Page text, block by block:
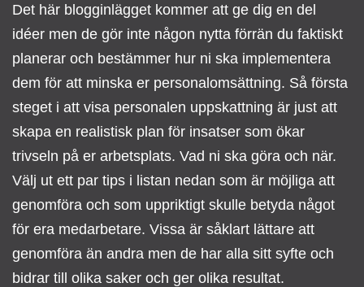
Det här blogginlägget kommer att ge dig en del
idéer men de gör inte någon nytta förrän du faktiskt
planerar och bestämmer hur ni ska implementera
dem för att minska er personalomsättning. Så första
steget i att visa personalen uppskattning är just att
skapa en realistisk plan för insatser som ökar
trivseln på er arbetsplats. Vad ni ska göra och när.
Välj ut ett par tips i listan nedan som är möjliga att
genomföra och som uppriktigt skulle betyda något
för era medarbetare. Vissa är såklart lättare att
genomföra än andra men de har alla sitt syfte och
bidrar till olika saker och ger olika resultat.